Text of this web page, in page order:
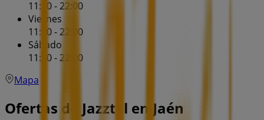
11:00 - 22:00
Viernes
11:00 - 22:00
Sábado
11:00 - 22:00
Mapa
Ofertas de Jazztel en Jaén